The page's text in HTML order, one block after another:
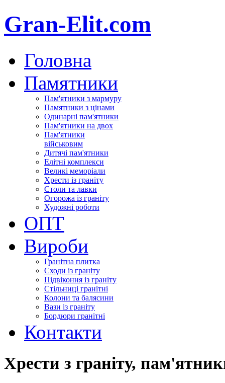
Gran-Elit.com
Головна
Памятники
Пам'ятники з мармуру
Памятники з цінами
Одинарні пам'ятники
Пам'ятники на двох
Пам'ятники
військовим
Дитячі пам'ятники
Елітні комплекси
Великі меморіали
Хрести із граніту
Столи та лавки
Огорожа із граніту
Художні роботи
ОПТ
Вироби
Гранітна плитка
Сходи із граніту
Підвіконня із граніту
Стільниці гранітні
Колони та балясини
Вази із граніту
Бордюри гранітні
Контакти
Хрести з граніту,